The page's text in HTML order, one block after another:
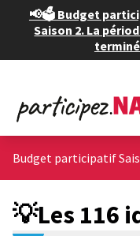
📢🗳️ Budget
Saison 2. La
Budget participatif
💡Les 116